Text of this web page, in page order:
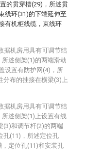
的贯穿槽(29)，所述贯
线环(31)的下端延伸至
有机柜线缆，束线环
据机房用具有可调节结
述侧架(1)的两端滑动
设置有防护网(4)，所
分布的挂接在横梁(3)上
据机房用具有可调节结
述侧架(1)上设置有线
(3)和调节杆(2)的两端
孔(11)，所述定位孔
定位孔(11)和安装孔